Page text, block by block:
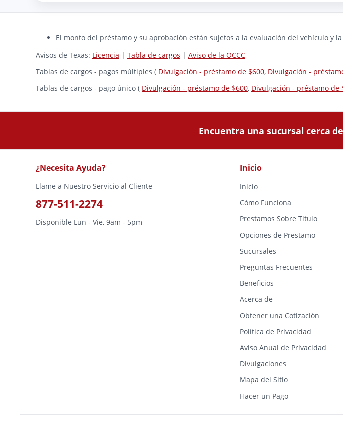
El monto del préstamo y su aprobación están sujetos a la evaluación del vehículo y
Avisos de Texas: Licencia | Tabla de cargos | Aviso de la OCCC
Tablas de cargos - pagos múltiples ( Divulgación - préstamo de $600, Divulgación -
Tablas de cargos - pago único ( Divulgación - préstamo de $600, Divulgación - préstamo de
Encuentra una sucursal cerca
¿Necesita Ayuda?
Llame a Nuestro Servicio al Cliente
877-511-2274
Disponible Lun - Vie, 9am - 5pm
Inicio
Inicio
Cómo Funciona
Prestamos Sobre Titulo
Opciones de Prestamo
Sucursales
Preguntas Frecuentes
Beneficios
Acerca de
Obtener una Cotización
Política de Privacidad
Aviso Anual de Privacidad
Divulgaciones
Mapa del Sitio
Hacer un Pago